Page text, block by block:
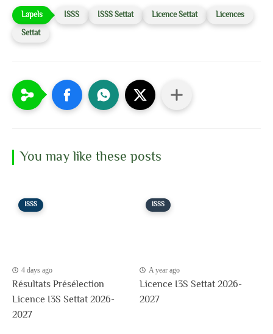
ISSS ISSS Settat Licence Settat
Licences
Settat
You may like these posts
ISSS
4 days ago
Résultats Présélection
Licence I3S Settat 2026-
2027
ISSS
A year ago
Licence I3S Settat 2026-
2027